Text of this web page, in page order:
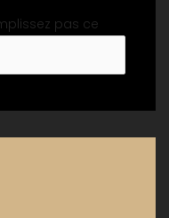
pas ce